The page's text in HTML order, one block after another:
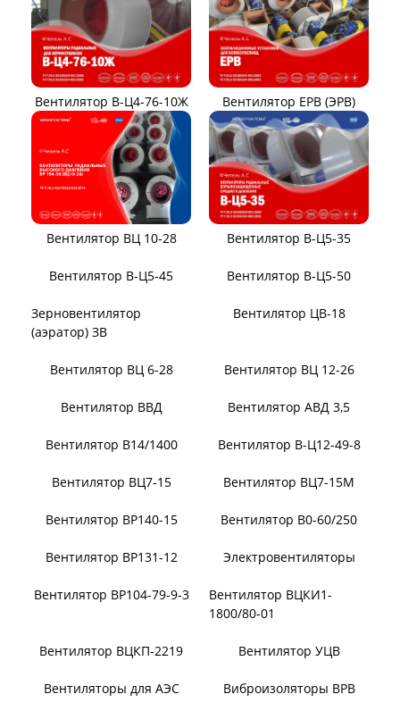
Вентилятор В-Ц4-76-10Ж Вентилятор ЕРВ (ЭРВ)
Вентилятор ВЦ 10-28 Вентилятор В-Ц5-35
Вентилятор В-Ц5-45 Вентилятор В-Ц5-50
(аэратор) ЗВ